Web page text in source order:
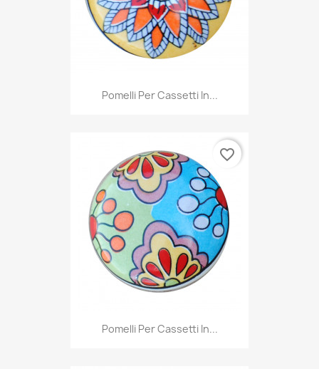
Pomelli Per Cassetti In...
Pomelli Per Cassetti In...
favorite_border